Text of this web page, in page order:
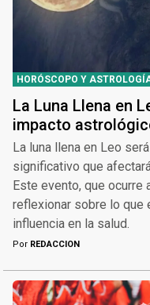
HORÓSCOPO Y
La Luna Llena en
impacto
La luna llena en Leo
significativo que
Este evento, que ocurre
reflexionar sobre lo que
influencia en la salud.
Por REDACCION